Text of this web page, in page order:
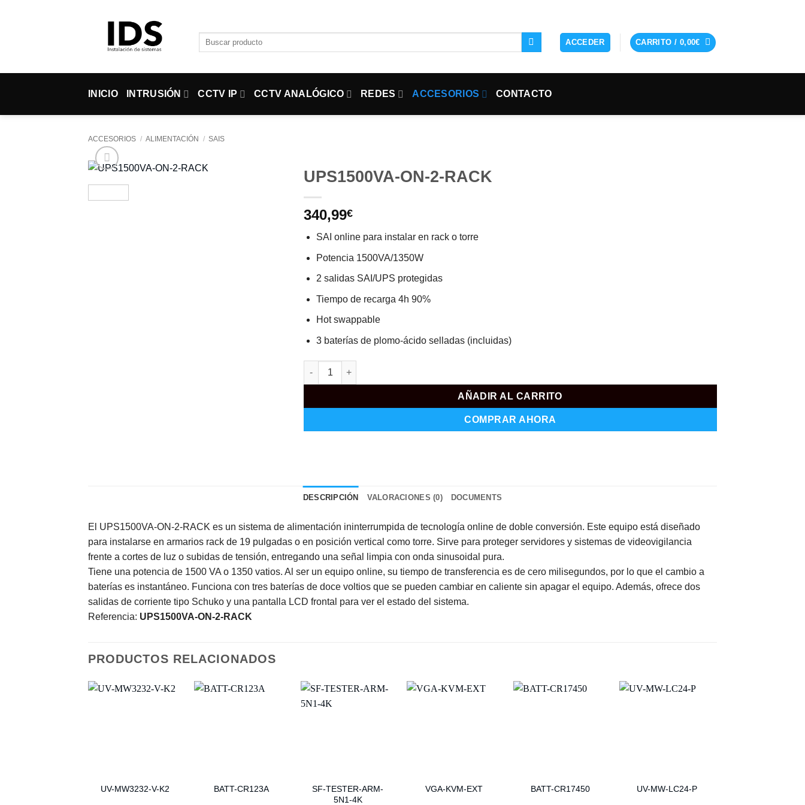
Buscar
ACCEDER CARRITO / 0,00€
INICIO INTRUSIÓN CCTV IP CCTV ANALÓGICO REDES ACCESORIOS CONTACTO
ACCESORIOS / ALIMENTACIÓN / SAIS
UPS1500VA-ON-2-RACK
340,99€
SAI online para instalar en rack o torre
Potencia 1500VA/1350W
2 salidas SAI/UPS protegidas
Tiempo de recarga 4h 90%
Hot swappable
3 baterías de plomo-ácido selladas (incluidas)
UPS1500VA-ON-2-RACK cantidad
AÑADIR AL CARRITO
COMPRAR AHORA
DESCRIPCIÓN VALORACIONES (0) DOCUMENTS
El UPS1500VA-ON-2-RACK es un sistema de alimentación ininterrumpida de tecnología online de doble conversión. Este equipo está diseñado
para instalarse en armarios rack de 19 pulgadas o en posición vertical como torre. Sirve para proteger servidores y sistemas de videovigilancia
frente a cortes de luz o subidas de tensión, entregando una señal limpia con onda sinusoidal pura.
Tiene una potencia de 1500 VA o 1350 vatios. Al ser un equipo online, su tiempo de transferencia es de cero milisegundos, por lo que el cambio a
baterías es instantáneo. Funciona con tres baterías de doce voltios que se pueden cambiar en caliente sin apagar el equipo. Además, ofrece dos
salidas de corriente tipo Schuko y una pantalla LCD frontal para ver el estado del sistema.
Referencia: UPS1500VA-ON-2-RACK
PRODUCTOS RELACIONADOS
UV-MW3232-V-K2 BATT-CR123A
SF-TESTER-ARM-
5N1-4K
VGA-KVM-EXT BATT-CR17450 UV-MW-LC24-P